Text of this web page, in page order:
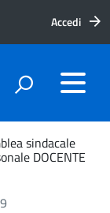
Accedi
sindacale
DOCENTE